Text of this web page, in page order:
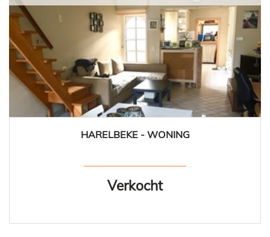
83 m² 1 1
HARELBEKE - WONING
Verkocht